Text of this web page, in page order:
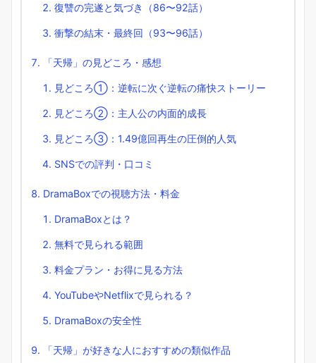
復讐の完遂と気づき（86〜92話）
衝撃の結末・最終回（93〜96話）
「天帰」の見どころ・感想
見どころ①：逆転に次ぐ逆転の痛快ストーリー
見どころ②：主人公の内面的成長
見どころ③：1.49億回再生の圧倒的人気
SNSでの評判・口コミ
DramaBoxでの視聴方法・料金
DramaBoxとは？
無料で見られる範囲
料金プラン・お得に見る方法
YouTubeやNetflixで見られる？
DramaBoxの安全性
「天帰」が好きな人におすすめの類似作品